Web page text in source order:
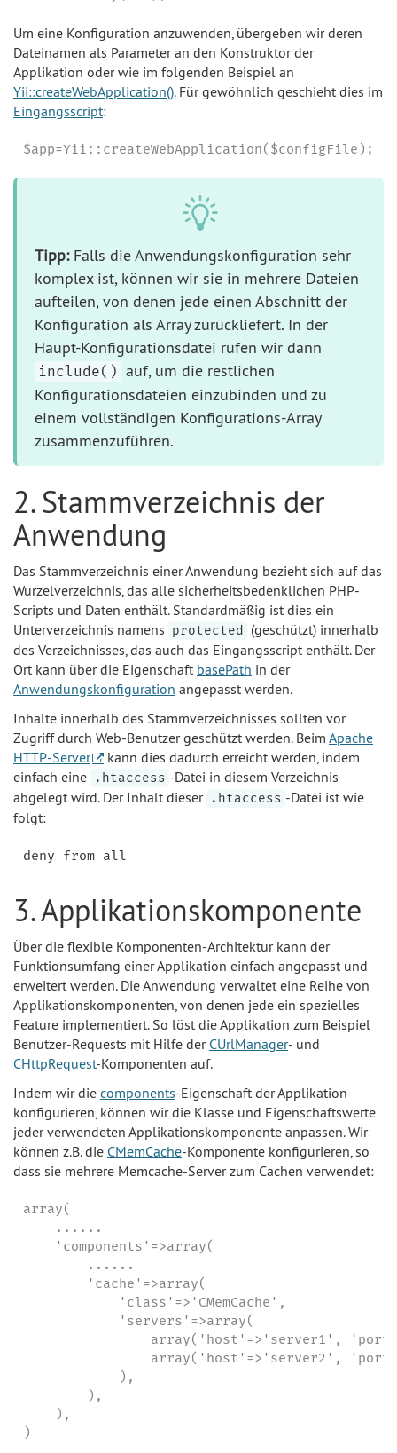
Um eine Konfiguration anzuwenden, übergeben wir deren
Dateinamen als Parameter an den Konstruktor der
Applikation oder wie im folgenden Beispiel an
Yii::createWebApplication(). Für gewöhnlich geschieht dies im
Eingangsscript:
$app=Yii::createWebApplication($configFile);
Tipp:Falls die Anwendungskonfiguration sehr
komplex ist, können wir sie in mehrere Dateien
aufteilen, von denen jede einen Abschnitt der
Konfiguration als Array zurückliefert. In der
Haupt-Konfigurationsdatei rufen wir dann
include() auf, um die restlichen
Konfigurationsdateien einzubinden und zu
einem vollständigen Konfigurations-Array
zusammenzuführen.
2. Stammverzeichnis der
Anwendung
Das Stammverzeichnis einer Anwendung bezieht sich auf das
Wurzelverzeichnis, das alle sicherheitsbedenklichen PHP-
Scripts und Daten enthält. Standardmäßig ist dies ein
Unterverzeichnis namens protected
(geschützt) innerhalb
des Verzeichnisses, das auch das Eingangsscript enthält. Der
Ort kann über die Eigenschaft basePath in der
Anwendungskonfiguration angepasst werden.
Inhalte innerhalb des Stammverzeichnisses sollten vor
Zugriff durch Web-Benutzer geschützt werden. Beim Apache
HTTP-Server
kann dies dadurch erreicht werden, indem
einfach eine
.htaccess -Datei in diesem Verzeichnis
abgelegt wird. Der Inhalt dieser .htaccess -Datei ist wie
folgt:
3. Applikationskomponente
Über die flexible Komponenten-Architektur kann der
Funktionsumfang einer Applikation einfach angepasst und
erweitert werden. Die Anwendung verwaltet eine Reihe von
Applikationskomponenten, von denen jede ein spezielles
Feature implementiert. So löst die Applikation zum Beispiel
Benutzer-Requests mit Hilfe der CUrlManager- und
CHttpRequest-Komponenten auf.
Indem wir die components-Eigenschaft der Applikation
konfigurieren, können wir die Klasse und Eigenschaftswerte
jeder verwendeten Applikationskomponente anpassen. Wir
können z.B. die CMemCache-Komponente konfigurieren, so
dass sie mehrere Memcache-Server zum Cachen verwendet:
array(
    ......
    'components'=>array(
        ......
        'cache'=>array(
            'class'=>'CMemCache',
            'servers'=>array(
array('host'=>'server1',
array('host'=>'server2',
            ),
        ),
    ),
)